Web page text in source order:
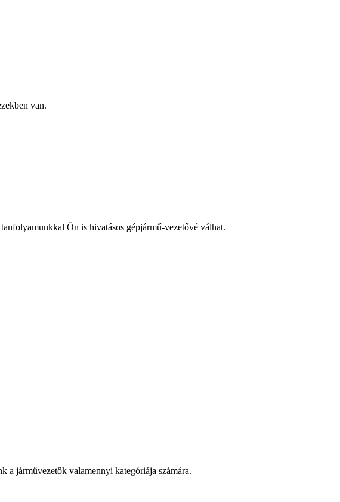
van.
Ön is hivatásos gépjármű-vezetővé válhat.
a járművezetők valamennyi kategóriája számára.